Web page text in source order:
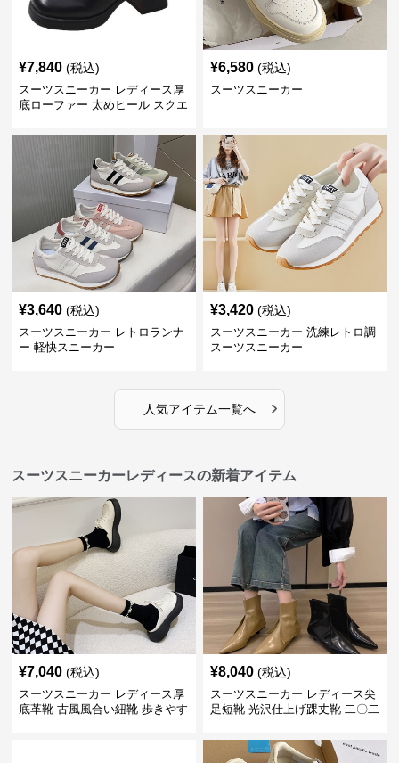
¥7,840 (税込)
スーツスニーカー レディース厚
底ローファー 太めヒール スクエ
¥6,580 (税込)
スーツスニーカー
¥3,640 (税込)
スーツスニーカー レトロランナ
ー 軽快スニーカー
¥3,420 (税込)
スーツスニーカー 洗練レトロ調
スーツスニーカー
人気アイテム一覧へ ›
スーツスニーカーレディースの新着アイテム
¥7,040 (税込)
スーツスニーカー レディース厚
底革靴 古風風合い紐靴 歩きやす
¥8,040 (税込)
スーツスニーカー レディース尖
足短靴 光沢仕上げ踝丈靴 二〇二